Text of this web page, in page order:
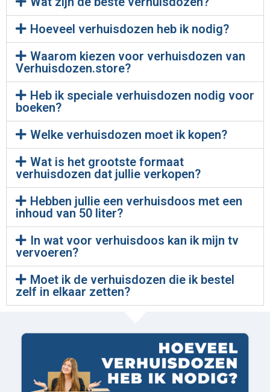
Hoeveel verhuisdozen heb ik nodig?
Waarom kiezen voor verhuisdozen van
Verhuisdozen.store?
Heb ik speciale verhuisdozen nodig voor
boeken?
Welke verhuisdozen moet ik kopen?
Wat is het grootste formaat
verhuisdozen dat jullie verkopen?
Hebben jullie een verhuisdoos met een
inhoud van 50 liter?
In wat voor verhuisdoos kan ik mijn tv
vervoeren?
Moet ik de verhuisdozen die ik bestel
zelf in elkaar zetten?